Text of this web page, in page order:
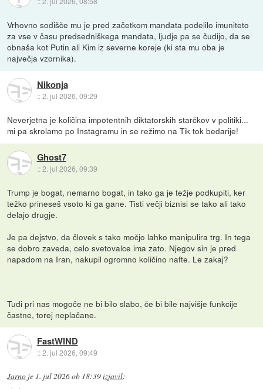
Vrhovno sodišče mu je pred začetkom mandata podelilo imuniteto
za vse v času predsedniškega mandata, ljudje pa se čudijo, da se
obnaša kot Putin ali Kim iz severne koreje (ki sta mu oba je
največja vzornika).
Nikonja
::2. jul 2026, 09:29
Neverjetna je količina impotentnih diktatorskih starčkov v politiki...
mi pa skrolamo po Instagramu in se režimo na Tik tok bedarije!
Ghost7
::2. jul 2026, 09:39
Trump je bogat, nemarno bogat, in tako ga je težje podkupiti, ker
težko prineseš vsoto ki ga gane. Tisti večji biznisi se tako ali tako
delajo drugje.
Je pa dejstvo, da človek s tako močjo lahko manipulira trg. In tega
se dobro zaveda, celo svetovalce ima zato. Njegov sin je pred
napadom na Iran, nakupil ogromno količino nafte. Le zakaj?
Tudi pri nas mogoče ne bi bilo slabo, če bi bile najvišje funkcije
častne, torej neplačane.
FastWIND
::2. jul 2026, 09:49
Jarno je 1. jul 2026 ob 18:39izjavil: